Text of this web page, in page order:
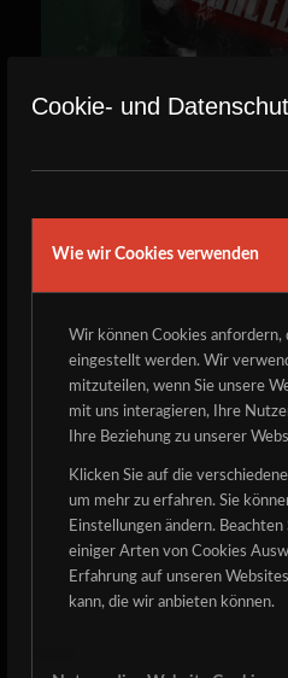
Cookie- und
Wie wir Cookies verwenden
Wir können Cookies anfordern,
eingestellt werden. Wir
mitzuteilen, wenn Sie unsere
mit uns interagieren, Ihre
Ihre Beziehung zu unserer
Klicken Sie auf die
um mehr zu erfahren. Sie
Einstellungen ändern. Beachten
einiger Arten von Cookies
Erfahrung auf unseren
kann, die wir anbieten können.
Van Ash wird diesen Jahr
Liebe Freunde von VAN ASH
Festival,
Leider müssen wir euch
Auftritt beim „Der Detze